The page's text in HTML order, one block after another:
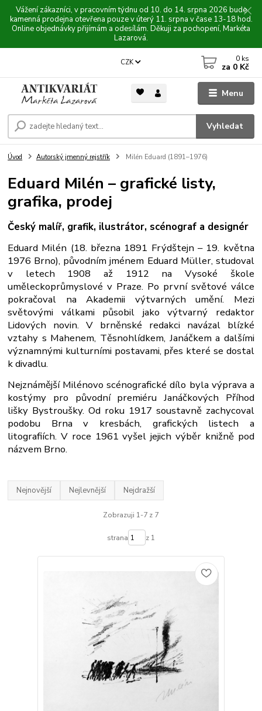
Vážení zákazníci, v pracovním týdnu od 10. do 14. srpna 2026 bude
kamenná prodejna otevřena pouze v úterý 11. srpna v čase 13-18 hod.
Online objednávky přijímám a odesílám. Děkuji za pochopení, Markéta
Lazarová.
Menu
CZK
Vyhledat
0 ks
za 0 Kč
Úvod Autorský jmenný rejstřík Milén Eduard (1891–1976)
Eduard Milén – grafické listy,
grafika, prodej
Český malíř, grafik, ilustrátor, scénograf a designér
Eduard Milén (18. března 1891 Frýdštejn – 19. května
1976 Brno), původním jménem Eduard Müller, studoval
v letech 1908 až 1912 na Vysoké škole
uměleckoprůmyslové v Praze. Po první světové válce
pokračoval na Akademii výtvarných umění. Mezi
světovými válkami působil jako výtvarný redaktor
Lidových novin. V brněnské redakci navázal blízké
vztahy s Mahenem, Těsnohlídkem, Janáčkem a dalšími
významnými kulturními postavami, přes které se dostal
k divadlu.
Nejznámější Milénovo scénografické dílo byla výprava a
kostýmy pro původní premiéru Janáčkových Příhod
lišky Bystroušky. Od roku 1917 soustavně zachycoval
podobu Brna v kresbách, grafických listech a
litografiích. V roce 1961 vyšel jejich výběr knižně pod
názvem Brno.
Nejnovější Nejlevnější Nejdražší
Zobrazuji 1-7 z 7
strana z 1